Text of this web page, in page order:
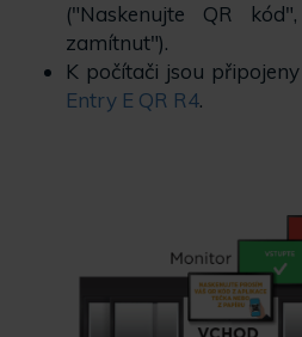
("Naskenujte QR
zamítnut").
K počítači jsou
Entry E QR R4.